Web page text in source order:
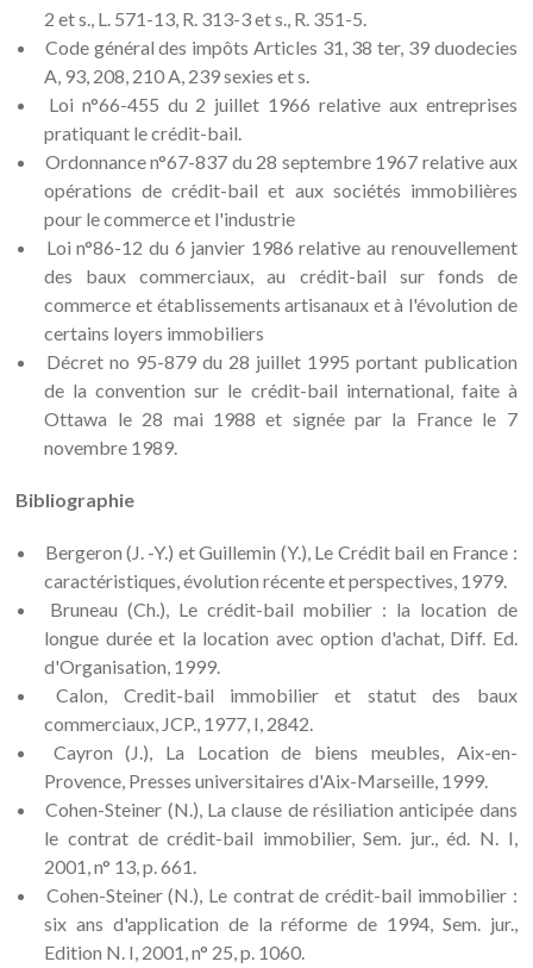
2 et s., L. 571-13, R. 313-3 et s., R. 351-5.
Code général des impôts Articles 31, 38 ter, 39 duodecies
A, 93, 208, 210 A, 239 sexies et s.
Loi n°66-455 du 2 juillet 1966 relative aux entreprises
pratiquant le crédit-bail.
Ordonnance n°67-837 du 28 septembre 1967 relative aux
opérations de crédit-bail et aux sociétés immobilières
pour le commerce et l'industrie
Loi n°86-12 du 6 janvier 1986 relative au renouvellement
des baux commerciaux, au crédit-bail sur fonds de
commerce et établissements artisanaux et à l'évolution de
certains loyers immobiliers
Décret no 95-879 du 28 juillet 1995 portant publication
de la convention sur le crédit-bail international, faite à
Ottawa le 28 mai 1988 et signée par la France le 7
novembre 1989.
Bibliographie
Bergeron (J. -Y.) et Guillemin (Y.), Le Crédit bail en France :
caractéristiques, évolution récente et perspectives, 1979.
Bruneau (Ch.), Le crédit-bail mobilier : la location de
longue durée et la location avec option d'achat, Diff. Ed.
d'Organisation, 1999.
Calon, Credit-bail immobilier et statut des baux
commerciaux, JCP., 1977, I, 2842.
Cayron (J.), La Location de biens meubles, Aix-en-
Provence, Presses universitaires d'Aix-Marseille, 1999.
Cohen-Steiner (N.), La clause de résiliation anticipée dans
le contrat de crédit-bail immobilier, Sem. jur., éd. N. I,
2001, n° 13, p. 661.
Cohen-Steiner (N.), Le contrat de crédit-bail immobilier :
six ans d'application de la réforme de 1994, Sem. jur.,
Edition N. I, 2001, n° 25, p. 1060.